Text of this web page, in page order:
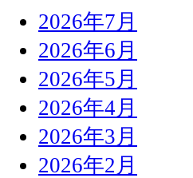
2026年7月
2026年6月
2026年5月
2026年4月
2026年3月
2026年2月